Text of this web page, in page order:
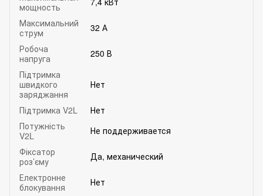
мощность
Максимальний
струм
32 А
Робоча
напруга
250 В
Підтримка
швидкого
заряджання
Нет
Підтримка V2L
Нет
Потужність
V2L
Не поддерживается
Фіксатор
роз’єму
Да, механический
Електронне
блокування
Нет